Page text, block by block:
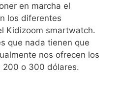
en marcha el
los diferentes
Kidizoom smartwatch.
que nada tienen que
nos ofrecen los
200 o 300 dólares.